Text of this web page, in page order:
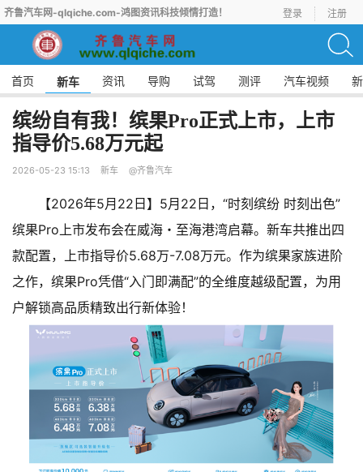
齐鲁汽车网-qlqiche.com-鸿图资讯科技倾情打造！ 登录 注册
首页 新车 资讯 导购 试驾 测评 汽车视频
缤纷自有我！缤果Pro正式上市，上市
指导价5.68万元起
2026-05-23 15:13 新车 @齐鲁汽车
【2026年5月22日】5月22日，“时刻缤纷 时刻出色”
缤果Pro上市发布会在威海・至海港湾启幕。新车共推出四
款配置，上市指导价5.68万-7.08万元。作为缤果家族进阶
之作，缤果Pro凭借“入门即满配”的全维度越级配置，为用
户解锁高品质精致出行新体验！